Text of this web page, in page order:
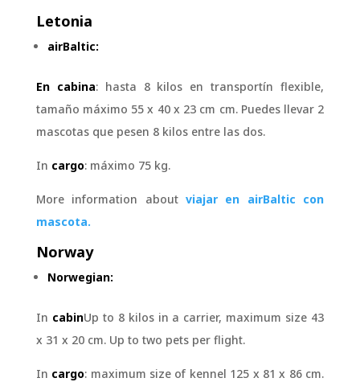
Letonia
airBaltic:
En cabina: hasta 8 kilos en transportín flexible,
tamaño máximo 55 x 40 x 23 cm cm. Puedes llevar 2
mascotas que pesen 8 kilos entre las dos.
In cargo: máximo 75 kg.
More information about viajar en airBaltic con
mascota.
Norway
Norwegian:
In cabinUp to 8 kilos in a carrier, maximum size 43
x 31 x 20 cm. Up to two pets per flight.
In cargo: maximum size of kennel 125 x 81 x 86 cm.